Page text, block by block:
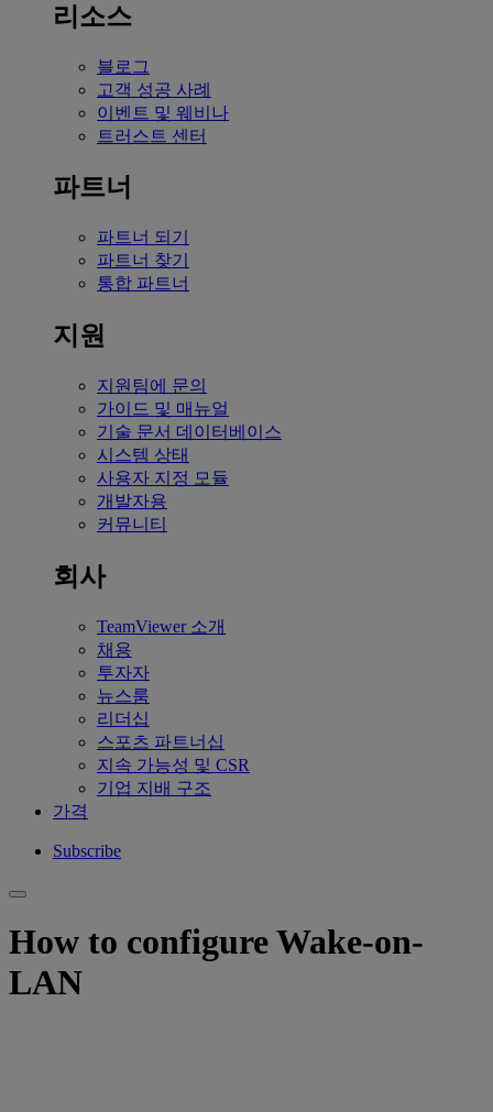
리소스
블로그
고객 성공 사례
이벤트 및 웨비나
트러스트 센터
파트너
파트너 되기
파트너 찾기
통합 파트너
지원
지원팀에 문의
가이드 및 매뉴얼
기술 문서 데이터베이스
시스템 상태
사용자 지정 모듈
개발자용
커뮤니티
회사
TeamViewer 소개
채용
투자자
뉴스룸
리더십
스포츠 파트너십
지속 가능성 및 CSR
기업 지배 구조
가격
Subscribe
How to configure Wake-on-
LAN